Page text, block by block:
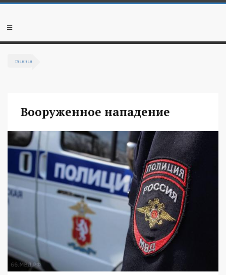
Перейти к основному содержанию
Мобильное
Главная
Вооруженное нападение